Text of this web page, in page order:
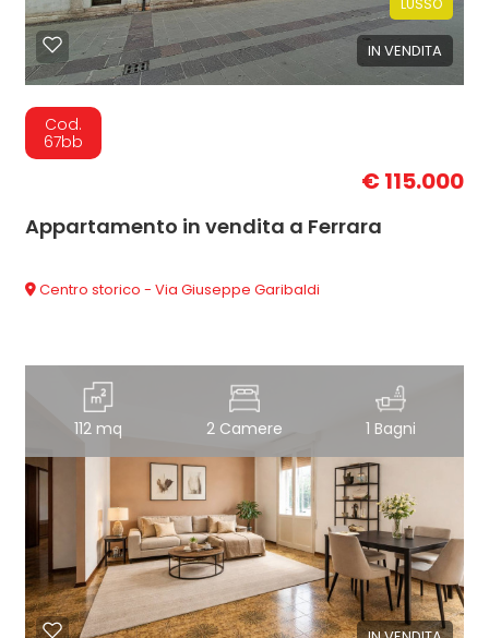
IN VENDITA
LUSSO
Cod.
67bb
€ 115.000
Appartamento in vendita a Ferrara
Centro storico - Via Giuseppe Garibaldi
112 mq 2 Camere 1 Bagni